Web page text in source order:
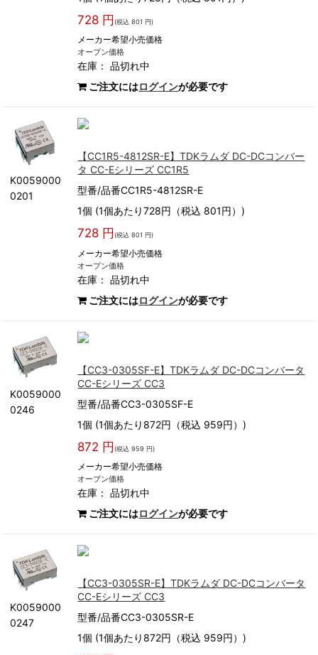
728 円 (税込 801 円)
メーカー希望小売価格
オープン価格
在庫：品切れ中
ご注文にはログインが必要です
K0059000
0201
【CC1R5-4812SR-E】TDKラムダ DC-DCコンバー
タ CC-Eシリーズ CC1R5
型番/品番CC1R5-4812SR-E
1個 (1個あたり728円（税込 801円）)
728 円 (税込 801 円)
メーカー希望小売価格
オープン価格
在庫：品切れ中
ご注文にはログインが必要です
K0059000
0246
【CC3-0305SF-E】TDKラムダ DC-DCコンバータ
CC-Eシリーズ CC3
型番/品番CC3-0305SF-E
1個 (1個あたり872円（税込 959円）)
872 円 (税込 959 円)
メーカー希望小売価格
オープン価格
在庫：品切れ中
ご注文にはログインが必要です
K0059000
0247
【CC3-0305SR-E】TDKラムダ DC-DCコンバータ
CC-Eシリーズ CC3
型番/品番CC3-0305SR-E
1個 (1個あたり872円（税込 959円）)